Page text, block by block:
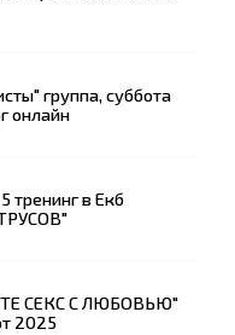
группа, суббота
онлайн
тренинг в Екб
СЕКС С ЛЮБОВЬЮ"
2025